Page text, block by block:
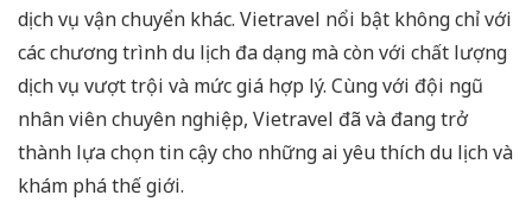
dịch vụ vận chuyển khác. Vietravel nổi bật không chỉ với
các chương trình du lịch đa dạng mà còn với chất lượng
dịch vụ vượt trội và mức giá hợp lý. Cùng với đội ngũ
nhân viên chuyên nghiệp, Vietravel đã và đang trở
thành lựa chọn tin cậy cho những ai yêu thích du lịch và
khám phá thế giới.